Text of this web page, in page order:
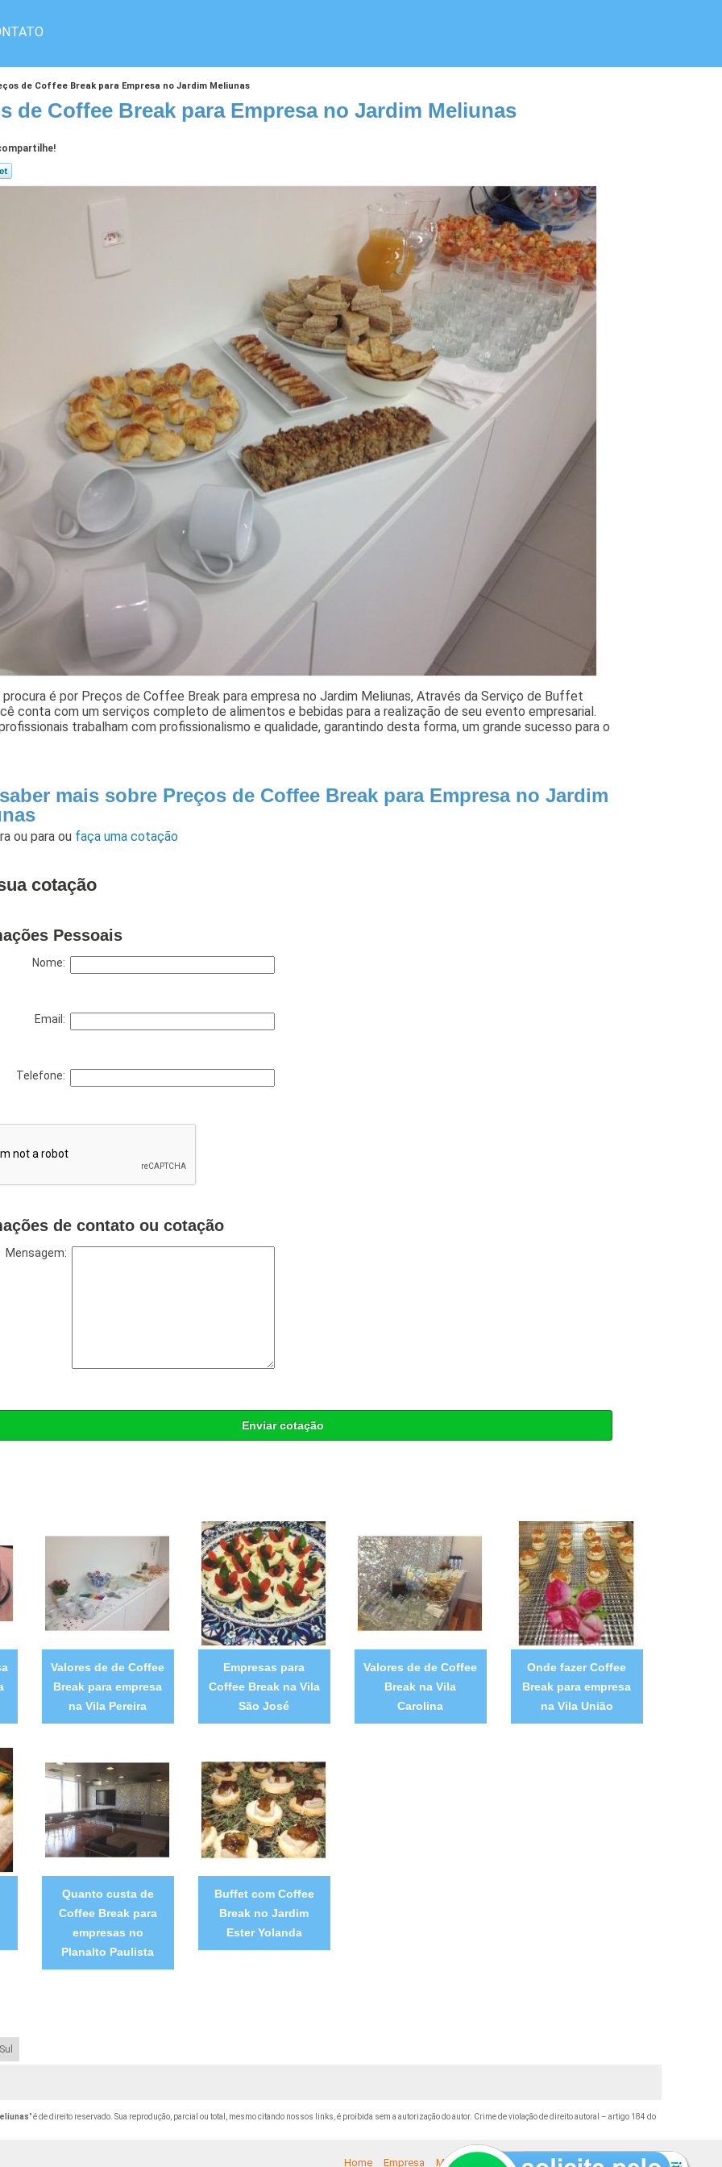
de Coffee Break para Empresa no Jardim Meliunas
de Coffee Break para Empresa no Jardim Meliunas
procura é por Preços de Coffee Break para empresa no Jardim Meliunas, Através da Serviço de Buffet
conta com um serviços completo de alimentos e bebidas para a realização de seu evento empresarial.
trabalham com profissionalismo e qualidade, garantindo desta forma, um grande sucesso para o
mais sobre Preços de Coffee Break para Empresa no Jardim
ou paraou faça uma cotação
cotação
Pessoais
Nome:
Email:
Telefone:
de contato ou cotação
Mensagem:
Enviar cotação
Valores de de Coffee
Break para empresa
na Vila Pereira
Empresas para
Coffee Break na Vila
São José
Valores de de Coffee
Break na Vila
Carolina
Onde fazer Coffee
Break para empresa
na Vila União
Quanto custa de
Coffee Break para
empresas no
Planalto Paulista
Buffet com Coffee
Break no Jardim
Ester Yolanda
" é de direito reservado. Sua reprodução, parcial ou total, mesmo citando nossos links, é proibida sem a autorização do autor. Crime de violação de direito autoral – artigo 184 do
Home Empresa Missão Serviços Contato Mapa do site